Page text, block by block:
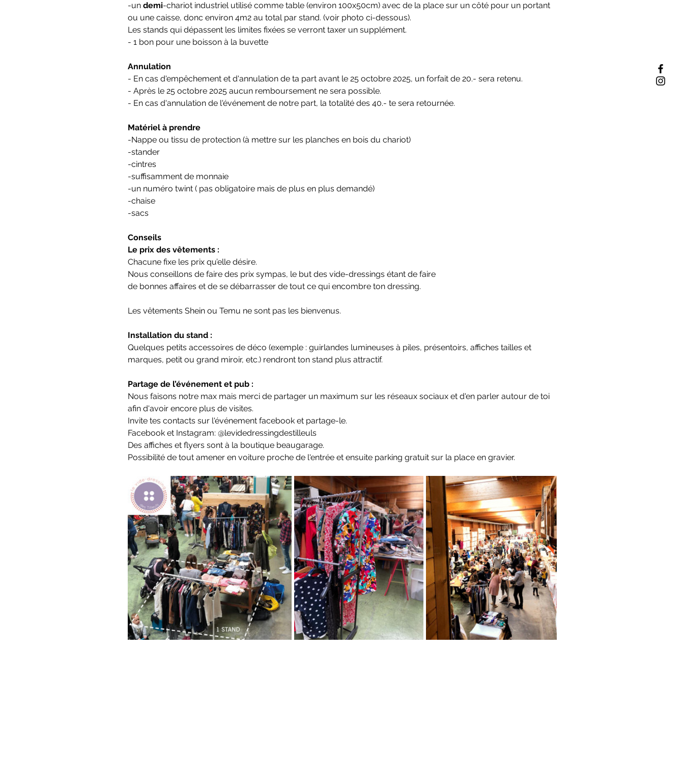
-un demi-chariot industriel utilisé comme table (environ 100x50cm) avec de la place sur un côté pour un portant
ou une caisse, donc environ 4m2 au total par stand. (voir photo ci-dessous).
Les stands qui dépassent les limites fixées se verront taxer un supplément.
- 1 bon pour une boisson à la buvette
Annulation
- En cas d'empêchement et d'annulation de ta part avant le 25 octobre 2025, un forfait de 20.- sera retenu.
- Après le 25 octobre 2025 aucun remboursement ne sera possible.
- En cas d'annulation de l'événement de notre part, la totalité des 40.- te sera retournée.
Matériel à prendre
-Nappe ou tissu de protection (à mettre sur les planches en bois du chariot)
-stander
-cintres
-suffisamment de monnaie
-un numéro twint ( pas obligatoire mais de plus en plus demandé)
-chaise
-sacs
Conseils
Le prix des vêtements :
Chacune fixe les prix qu’elle désire.
Nous conseillons de faire des prix sympas, le but des vide-dressings étant de faire
de bonnes affaires et de se débarrasser de tout ce qui encombre ton dressing.
Les vêtements Shein ou Temu ne sont pas les bienvenus.
Installation du stand :
Quelques petits accessoires de déco (exemple : guirlandes lumineuses à piles, présentoirs, affiches tailles et
marques, petit ou grand miroir, etc.) rendront ton stand plus attractif.
Partage de l’événement et pub :
Nous faisons notre max mais merci de partager un maximum sur les réseaux sociaux et d'en parler autour de toi
afin d'avoir encore plus de visites.
Invite tes contacts sur l'événement facebook et partage-le.
Facebook et Instagram: @levidedressingdestilleuls
Des affiches et flyers sont à la boutique beaugarage.
Possibilité de tout amener en voiture proche de l'entrée et ensuite parking gratuit sur la place en gravier.